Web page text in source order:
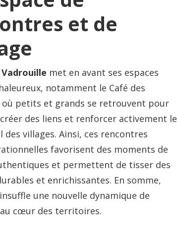
et de
met en avant ses espaces
notamment le Café des
petits et grands se retrouvent pour
des liens et renforcer activement le
des villages. Ainsi, ces rencontres
favorisent des moments de
et permettent de tisser des
et enrichissantes. En somme,
une nouvelle dynamique de
cœur des territoires.